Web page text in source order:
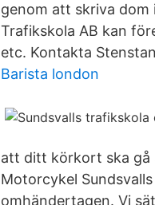
genom att skriva
Trafikskola AB kan
etc. Kontakta
Barista london
att ditt körkort ska gå
Motorcykel
omhändertagen. Vi